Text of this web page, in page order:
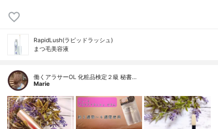
RapidLush(ラピッドラッシュ)
まつ毛美容液
働くアラサーOL 化粧品検定２級 秘書…
Marie